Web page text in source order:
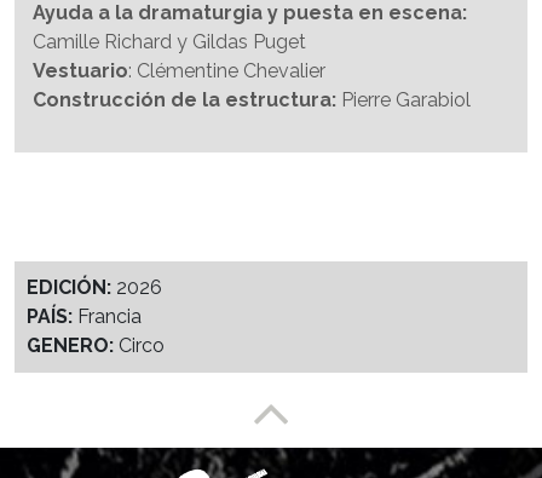
Ayuda a la dramaturgia y puesta en escena:
Camille Richard y Gildas Puget
Vestuario: Clémentine Chevalier
Construcción de la estructura: Pierre Garabiol
EDICIÓN: 2026
PAÍS: Francia
GENERO: Circo